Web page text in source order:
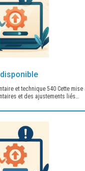
et technique 540 Cette mise
et des ajustements liés…